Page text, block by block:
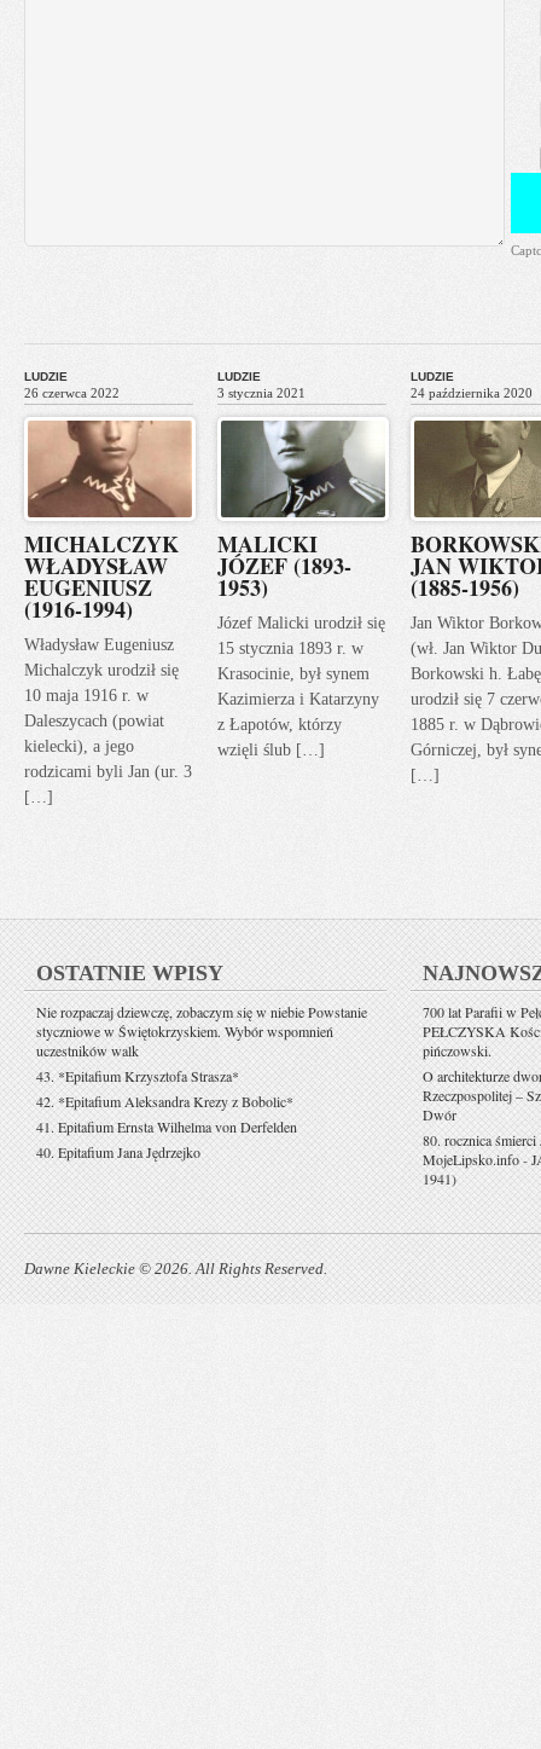
LUDZIE
26 czerwca 2022
MICHALCZYK
WŁADYSŁAW
EUGENIUSZ
(1916-1994)
Władysław Eugeniusz
Michalczyk urodził się
10 maja 1916 r. w
Daleszycach (powiat
kielecki), a jego
rodzicami byli Jan (ur. 3
[…]
LUDZIE
3 stycznia 2021
MALICKI
JÓZEF (1893-
1953)
Józef Malicki urodził się
15 stycznia 1893 r. w
Krasocinie, był synem
Kazimierza i Katarzyny
z Łapotów, którzy
wzięli ślub […]
LUDZIE
24 października 2020
JAN
(1885-1956)
Jan Wiktor
(wł. Jan Wiktor
Borkowski h.
urodził się 7
1885 r. w
Górniczej, był
[…]
OSTATNIE WPISY
Nie rozpaczaj dziewczę, zobaczym się w niebie Powstanie
styczniowe w Świętokrzyskiem. Wybór wspomnień
uczestników walk
43. *Epitafium Krzysztofa Strasza*
42. *Epitafium Aleksandra Krezy z Bobolic*
41. Epitafium Ernsta Wilhelma von Derfelden
40. Epitafium Jana Jędrzejko
700 lat Parafii w
PEŁCZYSKA
pińczowski.
O architekturze
Rzeczpospolitej –
Dwór
80. rocznica
MojeLipsko.info-
1941)
Dawne Kieleckie © 2026. All Rights Reserved.